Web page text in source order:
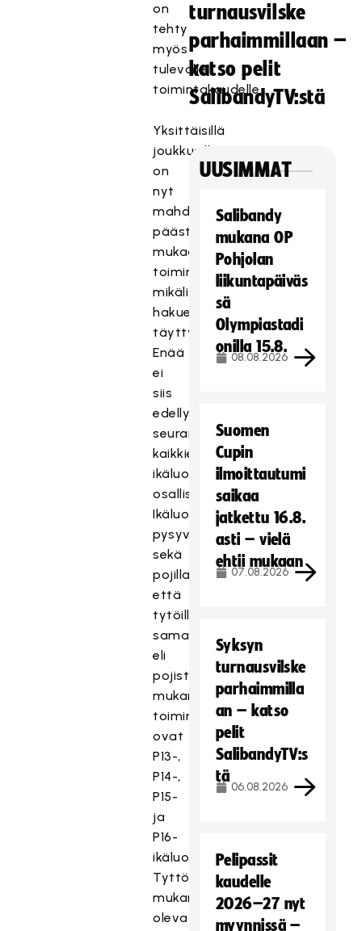
on
tehty
myös
tulevalle
toimintakaudelle.
Yksittäisillä
joukkueilla
on
nyt
mahdollisuus
päästä
mukaan
toimintaan,
mikäli
hakuehdot
täyttyvät.
Enää
ei
siis
edellytetä
seuran
kaikkien
ikäluokkien
osallistumista.
Ikäluokat
pysyvät
sekä
pojilla
että
tytöillä
samana
eli
pojista
mukana
toiminnassa
ovat
P13-,
P14-,
P15-
ja
P16-
ikäluokat.
Tyttöjen
mukana
olevat
turnausvilske
parhaimmillaan –
katso pelit
SalibandyTV:stä
UUSIMMAT
Salibandy
mukana OP
Pohjolan
liikuntapäiväs
sä
Olympiastadi
onilla 15.8.
08.08.2026
Suomen
Cupin
ilmoittautumi
saikaa
jatkettu 16.8.
asti – vielä
ehtii mukaan
07.08.2026
Syksyn
turnausvilske
parhaimmilla
an – katso
pelit
SalibandyTV:s
tä
06.08.2026
Pelipassit
kaudelle
2026–27 nyt
myynnissä –